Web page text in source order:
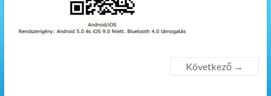
Következő →